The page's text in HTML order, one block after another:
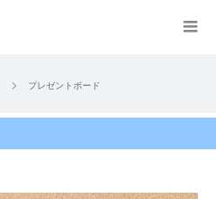
プレゼントボード